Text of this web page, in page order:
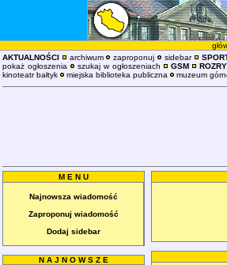
AKTUALNOŚCI
archiwum zaproponuj sidebar
pokaż ogłoszenia
szukaj w ogłoszeniach GSM
kinoteatr bałtyk
miejska biblioteka publiczna muzeum
M E N U
Najnowsza wiadomość
Zaproponuj wiadomość
Dodaj sidebar
N A J N O W S Z E